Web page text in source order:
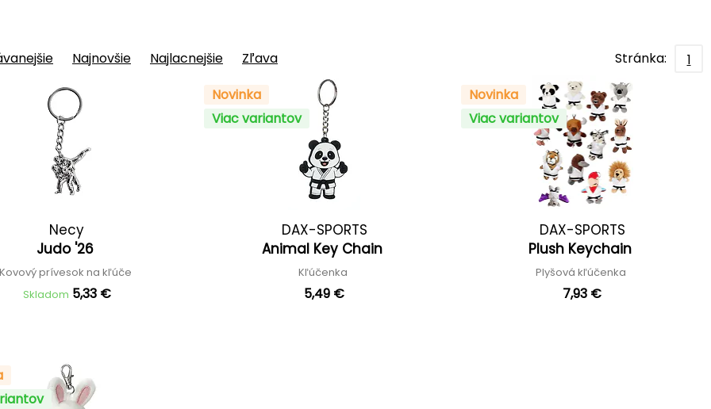
Najnovšie Najlacnejšie Zľava Stránka: 1
Necy
Judo '26
Kovový prívesok na kľúče
Skladom 5,33 €
Novinka
Viac variantov
DAX-SPORTS
Animal Key Chain
Kľúčenka
5,49 €
Novinka
Viac variantov
DAX-SPORTS
Plush Keychain
Plyšová kľúčenka
7,93 €